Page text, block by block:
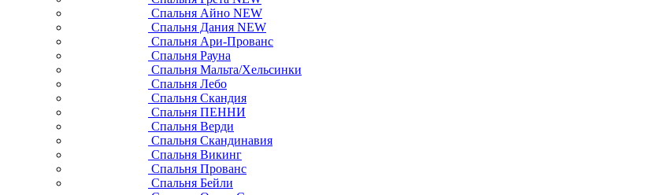
Спальня Айно NEW
Спальня Дания NEW
Спальня Ари-Прованс
Спальня Рауна
Спальня Мальта/Хельсинки
Спальня Лебо
Спальня Скандия
Спальня ПЕННИ
Спальня Верди
Спальня Скандинавия
Спальня Викинг
Спальня Прованс
Спальня Бейли